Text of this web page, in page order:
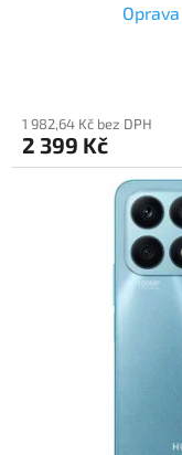
1 982,64 Kč bez DPH
2 399 Kč